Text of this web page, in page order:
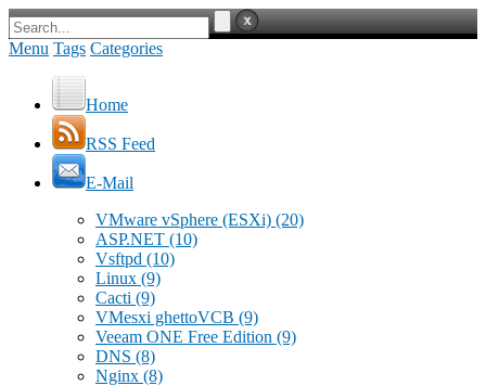
Menu Tags Categories
Home
RSS Feed
E-Mail
VMware vSphere (ESXi) (20)
ASP.NET (10)
Vsftpd (10)
Linux (9)
Cacti (9)
VMesxi ghettoVCB (9)
Veeam ONE Free Edition (9)
DNS (8)
Nginx (8)